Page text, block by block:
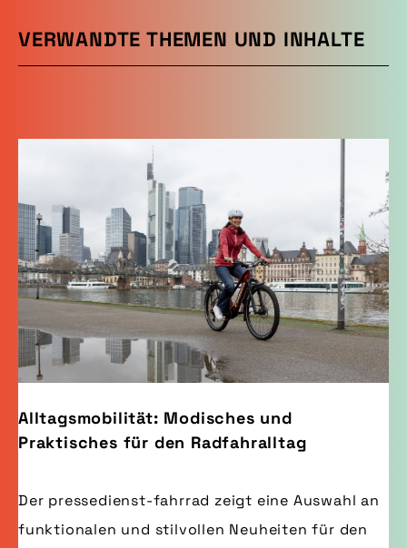
VERWANDTE THEMEN UND INHALTE
Alltagsmobilität: Modisches und
Praktisches für den Radfahralltag
Der pressedienst-fahrrad zeigt eine Auswahl an
funktionalen und stilvollen Neuheiten für den